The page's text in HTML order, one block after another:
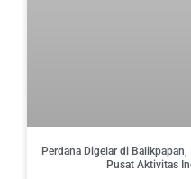
Perdana Digelar di
Pusat Aktivitas